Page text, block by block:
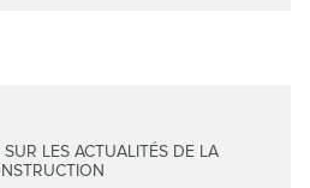
LES ACTUALITÉS DE LA